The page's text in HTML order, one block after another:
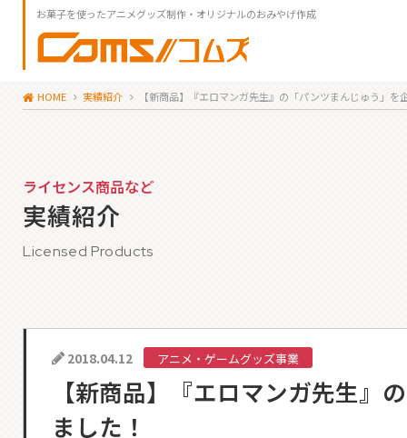
お菓子を使ったアニメグッズ制作・オリジナルのおみやげ作成
HOME 実績紹介 【新商品】『エロマンガ先生』の「パンツまんじゅう」を
ライセンス商品など
実績紹介
Licensed Products
2018.04.12 アニメ・ゲームグッズ事業
【新商品】『エロマンガ先生』
ました！